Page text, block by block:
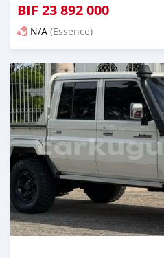
BIF 23 892 000
N/A (Essence)
Publié il y a 15 jours